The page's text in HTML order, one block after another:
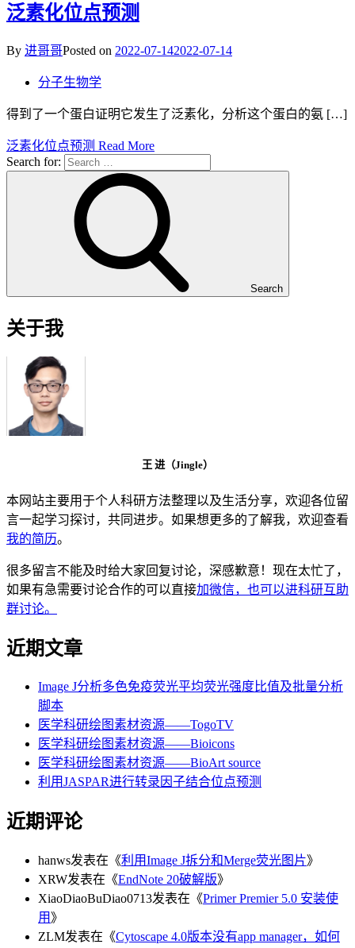
泛素化位点预测
By 进哥哥Posted on 2022-07-142022-07-14
分子生物学
得到了一个蛋白证明它发生了泛素化，分析这个蛋白的氨 […]
泛素化位点预测 Read More
Search for:
Search
关于我
王 进（Jingle）
本网站主要用于个人科研方法整理以及生活分享，欢迎各位留
言一起学习探讨，共同进步。如果想更多的了解我，欢迎查看
我的简历。
很多留言不能及时给大家回复讨论，深感歉意！现在太忙了，
如果有急需要讨论合作的可以直接加微信，也可以进科研互助
群讨论。
近期文章
Image J分析多色免疫荧光平均荧光强度比值及批量分析
脚本
医学科研绘图素材资源——TogoTV
医学科研绘图素材资源——Bioicons
医学科研绘图素材资源——BioArt source
利用JASPAR进行转录因子结合位点预测
近期评论
hanws发表在《利用Image J拆分和Merge荧光图片》
XRW发表在《EndNote 20破解版》
XiaoDiaoBuDiao0713发表在《Primer Premier 5.0 安装使
用 》
ZLM发表在《Cytoscape 4.0版本没有app manager，如何